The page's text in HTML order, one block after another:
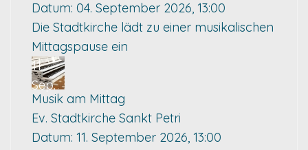
Datum: 04. September 2026, 13:00
Die Stadtkirche lädt zu einer musikalischen
Mittagspause ein
11
Sep.
Musik am Mittag
Ev. Stadtkirche Sankt Petri
Datum: 11. September 2026, 13:00